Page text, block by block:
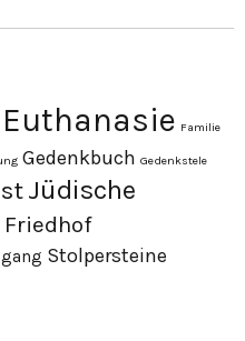
Euthanasie Familie
Gedenkbuch Gedenkstele
Jüdische
Stolpersteine